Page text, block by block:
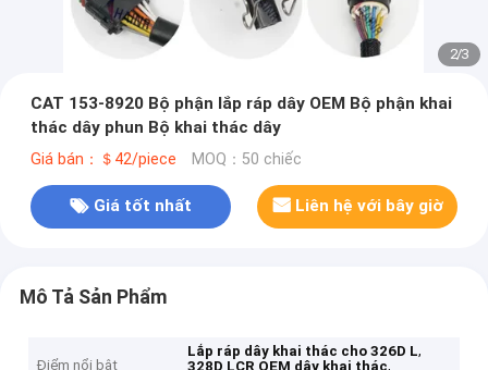
2/3
CAT 153-8920 Bộ phận lắp ráp dây OEM Bộ phận khai
thác dây phun Bộ khai thác dây
Giá bán：＄42/piece MOQ：50 chiếc
Giá tốt nhất Liên hệ với bây giờ
Mô Tả Sản Phẩm
Điểm nổi bật
Lắp ráp dây khai thác cho 326D L,
328D LCR OEM dây khai thác,